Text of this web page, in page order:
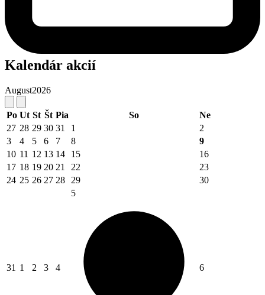
Kalendár akcií
August2026
Po Ut St Št Pia So
Ne
27 28 29 30 31 1
2
3
4 5 6 7 8
9
10 11 12 13 14 15
16
17 18 19 20 21 22
23
24 25 26 27 28 29 30
31 1 2 3 4
5
6